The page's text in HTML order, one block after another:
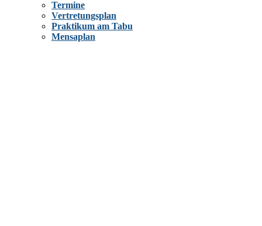
Termine
Vertretungsplan
Praktikum am Tabu
Mensaplan